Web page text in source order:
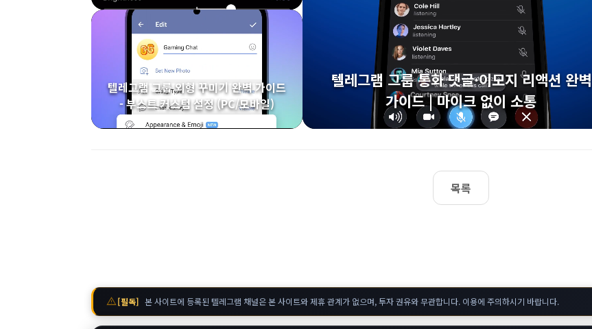
텔레그램 그룹 외형 꾸미기 완벽 가이드
- 부스트 커스텀 설정 (PC/모바일)
텔레그램 그룹 통화 댓글·이모지 리액션 완벽
가이드 | 마이크 없이 소통
목록
warning[필독] 본 사이트에 등록된 텔레그램 채널은 본 사이트와 제휴 관계가 없으며, 투자 권유와 무관합니다. 이용에 주의하시기 바랍니다.